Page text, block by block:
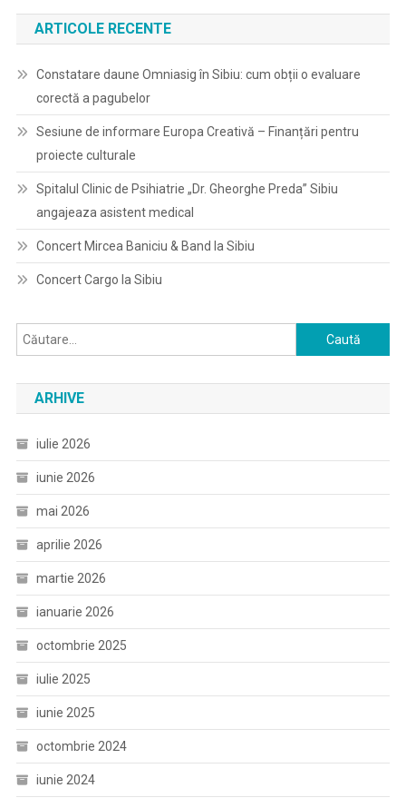
ARTICOLE RECENTE
Constatare daune Omniasig în Sibiu: cum obții o evaluare
corectă a pagubelor
Sesiune de informare Europa Creativă – Finanțări pentru
proiecte culturale
Spitalul Clinic de Psihiatrie „Dr. Gheorghe Preda” Sibiu
angajeaza asistent medical
Concert Mircea Baniciu & Band la Sibiu
Concert Cargo la Sibiu
Caută
după:
ARHIVE
iulie 2026
iunie 2026
mai 2026
aprilie 2026
martie 2026
ianuarie 2026
octombrie 2025
iulie 2025
iunie 2025
octombrie 2024
iunie 2024